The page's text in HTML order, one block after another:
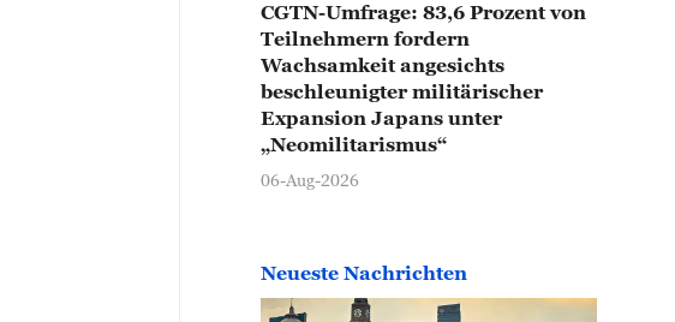
CGTN-Umfrage: 83,6 Prozent von
Teilnehmern fordern
Wachsamkeit angesichts
beschleunigter militärischer
Expansion Japans unter
„Neomilitarismus“
06-Aug-2026
Neueste Nachrichten